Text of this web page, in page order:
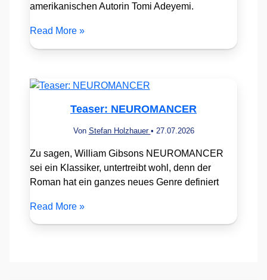
amerikanischen Autorin Tomi Adeyemi.
Read More »
Teaser: NEUROMANCER
Von Stefan Holzhauer • 27.07.2026
Zu sagen, William Gibsons NEUROMANCER
sei ein Klassiker, untertreibt wohl, denn der
Roman hat ein ganzes neues Genre definiert
Read More »